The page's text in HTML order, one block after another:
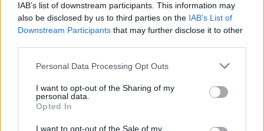
IAB’s list of downstream participants. This information may
also be disclosed by us to third parties on the IAB’s List of
Downstream Participants that may further disclose it to other
Please note that this website/app uses one or more Google
not limited to your visit or usage behaviour. You may click to
grant or deny consent to Google and its third-party tags to
use your data for below specified purposes in below Google
consent section.
Personal Data Processing Opt Outs
I want to opt-out of the Sharing of my
personal data.
Opted In
I want to opt-out of the Sale of my
FDA e ka konsideruar CLA-në të sigurt, duke e
klasifikuar atë si të Njohur Përgjithësisht si të
Sigurt (GRAS). Ky klasifikim e lejon atë në praktikat
dietike. Megjithatë, është e rëndësishme të ndiqni
udhëzimet e suplementeve, kryesisht për doza më
mund të çojë në rezistencë ndaj insulinës ose
probleme me mëlçinë.
Para se të filloni të merrni suplemente CLA, është e